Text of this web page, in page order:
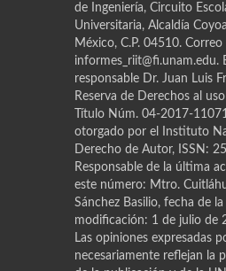
de Ingeniería, Circuito
Universitaria, Alcaldía
México, C.P. 04510.
informes_riit@fi.unam.edu.
responsable Dr. Juan Luis
Reserva de Derechos al
Título Núm. 04-2017-
otorgado por el Instituto
Derecho de Autor, ISSN:
Responsable de la última
este número: Mtro.
Sánchez Basilio, fecha de
modificación: 1 de julio de
Las opiniones expresadas
necesariamente reflejan la